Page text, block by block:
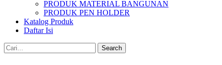
PRODUK MATERIAL BANGUNAN
PRODUK PEN HOLDER
Katalog Produk
Daftar Isi
Search